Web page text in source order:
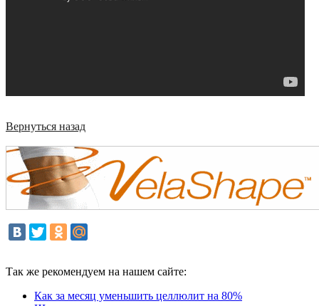
Вернуться назад
Так же рекомендуем на нашем сайте:
Как за месяц уменьшить целлюлит на 80%